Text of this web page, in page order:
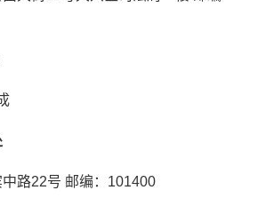
路22号 邮编：101400